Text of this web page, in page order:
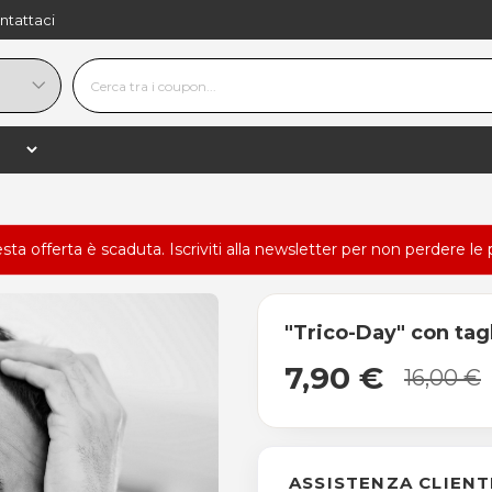
offerta è scaduta. Iscriviti alla newsletter per non perdere le
"Trico-Day" con
7,90 € 16,00 €
ASSISTENZA